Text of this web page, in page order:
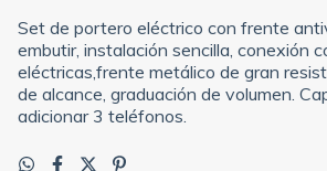
Set de portero eléctrico con frente
embutir, instalación sencilla, conexión
eléctricas,frente metálico de gran
de alcance, graduación de volumen.
adicionar 3 teléfonos.